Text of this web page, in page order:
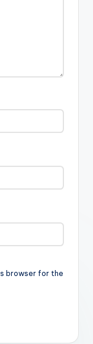
browser for the